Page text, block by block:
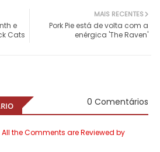
MAIS RECENTES
Pork Pie está de volta com a
enérgica 'The Raven'
e
Cats
0 Comentários
All the Comments are Reviewed by